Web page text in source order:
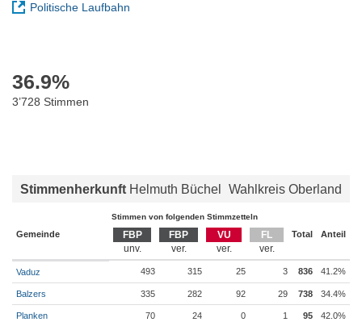
Politische Laufbahn
36.9%
3’728 Stimmen
Stimmenherkunft Helmuth Büchel Wahlkreis Oberland
Stimmen von folgenden Stimmzetteln
Gemeinde FBP FBP VU FL Total Anteil
Vaduz 493 315 25 3 836 41.2%
Balzers 335 282 92 29 738 34.4%
Planken 70 24 0 1 95 42.0%